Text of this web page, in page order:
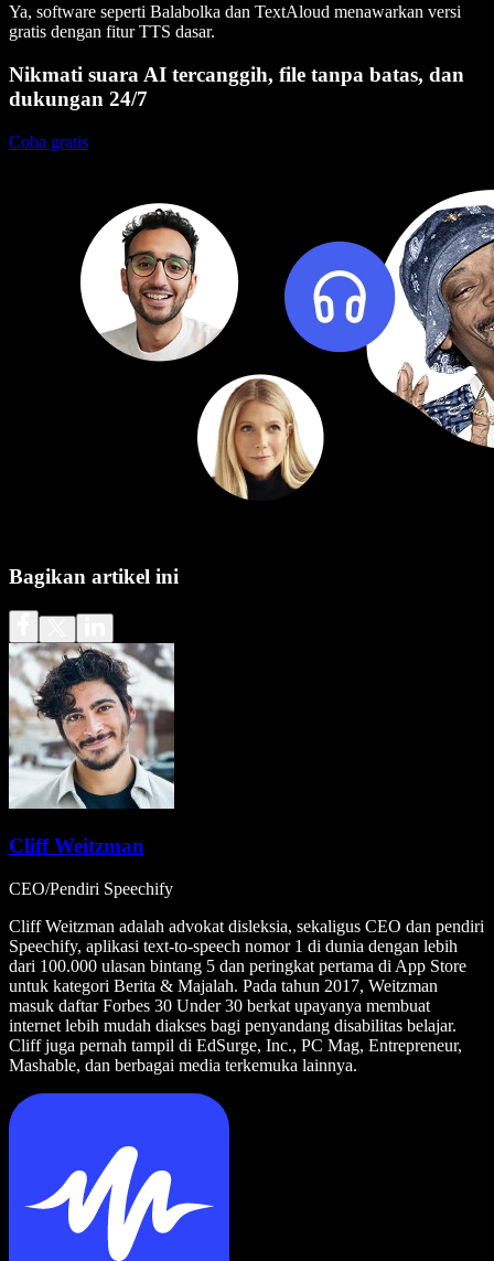
Ya, software seperti Balabolka dan TextAloud menawarkan versi
gratis dengan fitur TTS dasar.
Nikmati suara AI tercanggih, file tanpa batas, dan
dukungan 24/7
Coba gratis
Bagikan artikel ini
Cliff Weitzman
CEO/Pendiri Speechify
Cliff Weitzman adalah advokat disleksia, sekaligus CEO dan pendiri
Speechify, aplikasi text-to-speech nomor 1 di dunia dengan lebih
dari 100.000 ulasan bintang 5 dan peringkat pertama di App Store
untuk kategori Berita & Majalah. Pada tahun 2017, Weitzman
masuk daftar Forbes 30 Under 30 berkat upayanya membuat
internet lebih mudah diakses bagi penyandang disabilitas belajar.
Cliff juga pernah tampil di EdSurge, Inc., PC Mag, Entrepreneur,
Mashable, dan berbagai media terkemuka lainnya.